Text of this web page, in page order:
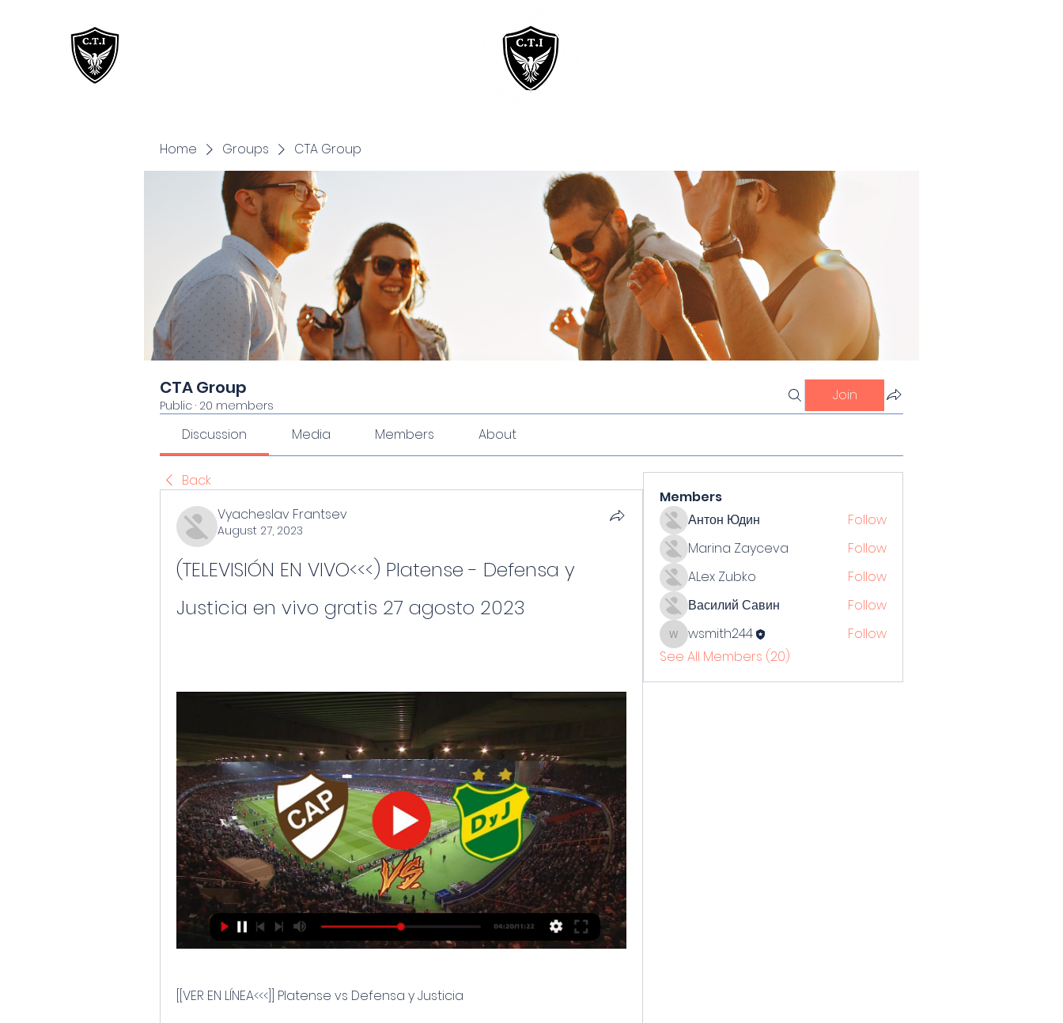
Home Groups CTA Group
CTA Group
Public · 20 members
Join
Discussion Media Members About
Back
Vyacheslav Frantsev
August 27, 2023
(TELEVISIÓN EN VIVO<<<) Platense - Defensa y
Justicia en vivo gratis 27 agosto 2023
[[VER EN LÍNEA<<<]] Platense vs Defensa y Justicia
Members
Антон Юдин
Follow
Marina Zayceva
Follow
ALex Zubko
Follow
Василий Савин
Follow
wsmith244
wsmith244
Follow
See All Members (20)